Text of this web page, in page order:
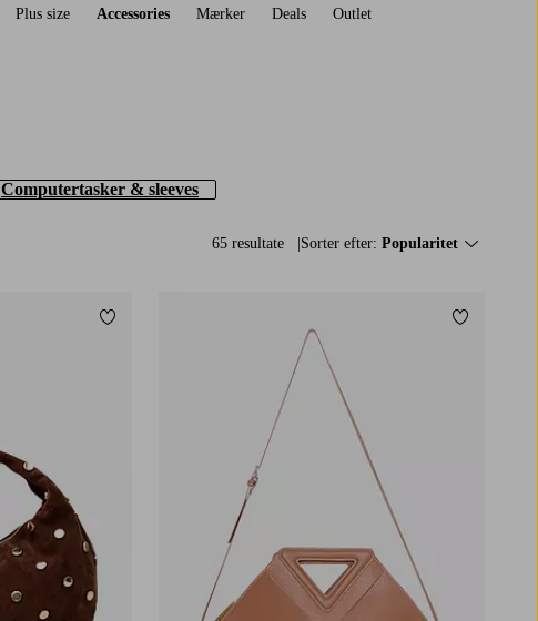
Plus size Accessories Mærker Deals Outlet
Computertasker & sleeves
65 resultate Sorter efter: Popularitet
Tilføj til favoritter Tilføj til